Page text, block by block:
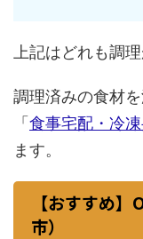
上記はどれも調
調理済みの食材
「 食事宅配・冷凍
ます。
【おすすめ
市）